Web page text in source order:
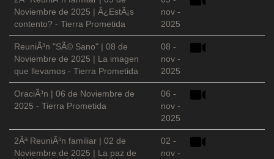
Noviembre de 2025 | Â¿EstÃ¡s
contento? - Tierra Prometida
nov -
2025
ReuniÃ³n "SÃ© Sano" | 08 de
Noviembre de 2025 | La imagen
que llevamos - Tierra Prometida
08 -
nov -
2025
OraciÃ³n | 06 de Noviembre de
2025 - Tierra Prometida
06 -
nov -
2025
2Âª ReuniÃ³n familiar | 02 de
Noviembre de 2025 | La paz de
02 -
nov -